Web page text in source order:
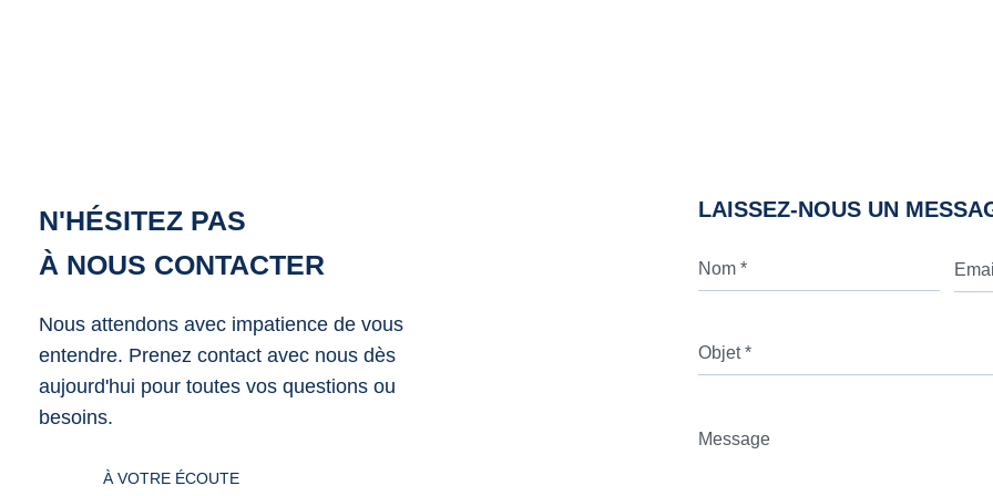
N'HÉSITEZ PAS
À NOUS CONTACTER
Nous attendons avec impatience de vous
entendre. Prenez contact avec nous dès
aujourd'hui pour toutes vos questions ou
besoins.
À VOTRE ÉCOUTE
LAISSEZ-NOUS UN